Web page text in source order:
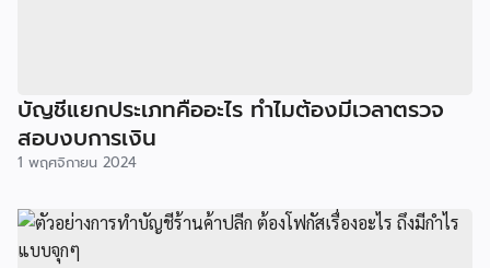
บัญชีแยกประเภทคืออะไร ทำไมต้องมีเวลาตรวจ
สอบงบการเงิน
1 พฤศจิกายน 2024